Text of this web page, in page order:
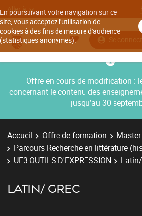
En poursuivant votre navigation sur ce
site, vous acceptez l'utilisation de
cookies à des fins de mesure d'audience
(statistiques anonymes).
Aller à
Se
Offre en cours de modification :
concernant le contenu des
jusqu’au 30
Accueil Offre de formation Master
Parcours Recherche en littérature
UE3 OUTILS D'EXPRESSION
LATIN/ GREC